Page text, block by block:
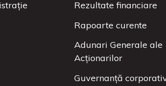
Rezultate financiare
Rapoarte curente
Adunari Generale ale
Acționarilor
Guvernanță